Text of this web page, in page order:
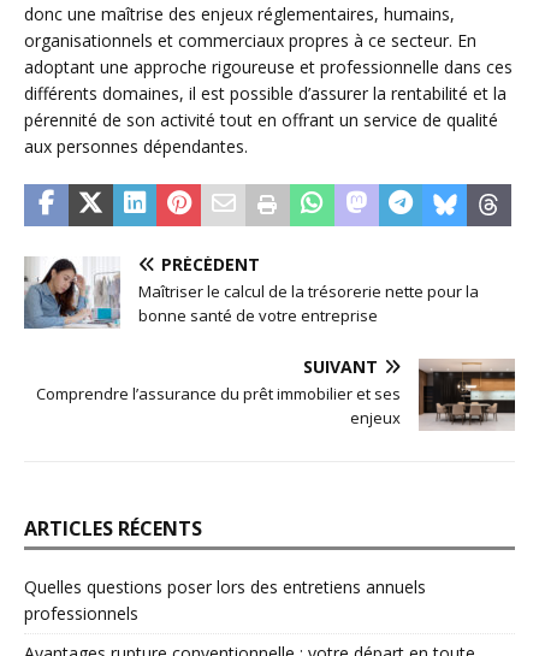
donc une maîtrise des enjeux réglementaires, humains,
organisationnels et commerciaux propres à ce secteur. En
adoptant une approche rigoureuse et professionnelle dans ces
différents domaines, il est possible d’assurer la rentabilité et la
pérennité de son activité tout en offrant un service de qualité
aux personnes dépendantes.
PRÉCÉDENT
Maîtriser le calcul de la trésorerie nette pour la
bonne santé de votre entreprise
SUIVANT
Comprendre l’assurance du prêt immobilier et ses
enjeux
ARTICLES RÉCENTS
Quelles questions poser lors des entretiens annuels
professionnels